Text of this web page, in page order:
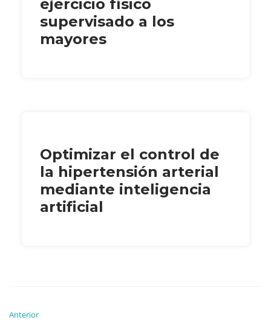
ejercicio físico
supervisado a los
mayores
Optimizar el control de
la hipertensión arterial
mediante inteligencia
artificial
Anterior